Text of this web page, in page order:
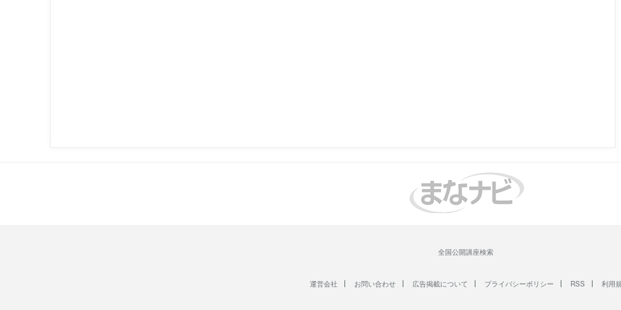
全国公開講座検索
運営会社 お問い合わせ 広告掲載について プライバシーポリシー RSS 利用